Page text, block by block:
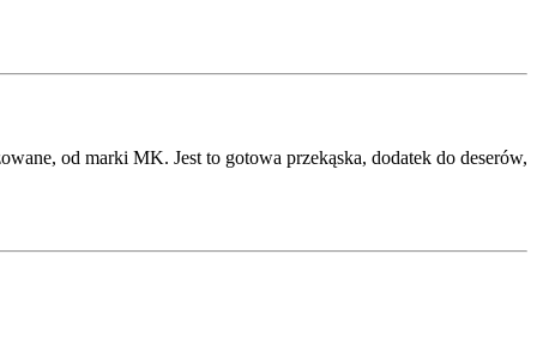
od marki MK. Jest to gotowa przekąska, dodatek do deserów,